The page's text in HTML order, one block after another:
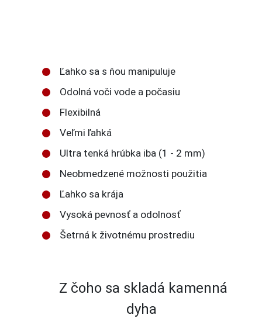
Ľahko sa s ňou manipuluje
Odolná voči vode a počasiu
Flexibilná
Veľmi ľahká
Ultra tenká hrúbka iba (1 - 2 mm)
Neobmedzené možnosti použitia
Ľahko sa krája
Vysoká pevnosť a odolnosť
Šetrná k životnému prostrediu
Z čoho sa skladá kamenná
dyha